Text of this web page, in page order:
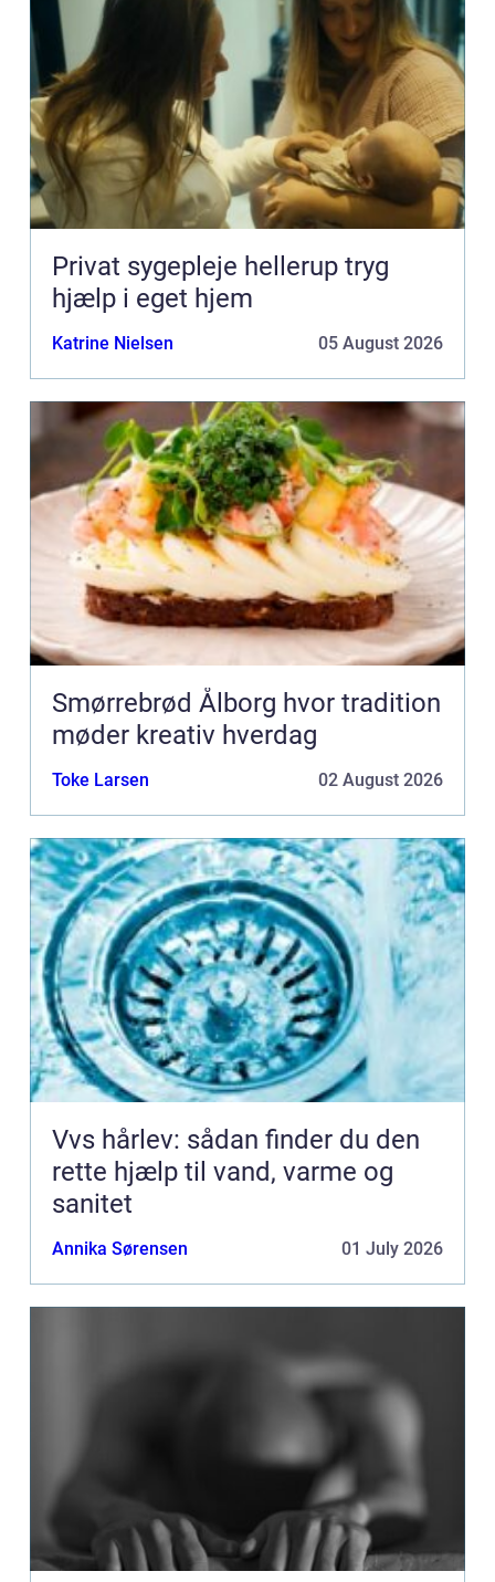
Privat sygepleje hellerup tryg
hjælp i eget hjem
Katrine Nielsen 05 August 2026
Smørrebrød Ålborg hvor tradition
møder kreativ hverdag
Toke Larsen 02 August 2026
Vvs hårlev: sådan finder du den
rette hjælp til vand, varme og
sanitet
Annika Sørensen 01 July 2026